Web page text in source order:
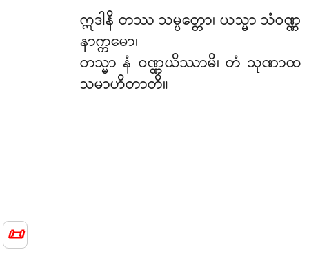
📜
ဣဒါနိတဿ သမ္ပတ္တော၊ ယသ္မာ သံဝဏ္ဏ
နာက္ကမော၊
တသ္မာ နံ ဝဏ္ဏယိဿာမိ၊ တံ သုဏာထ
သမာဟိတာတိ။